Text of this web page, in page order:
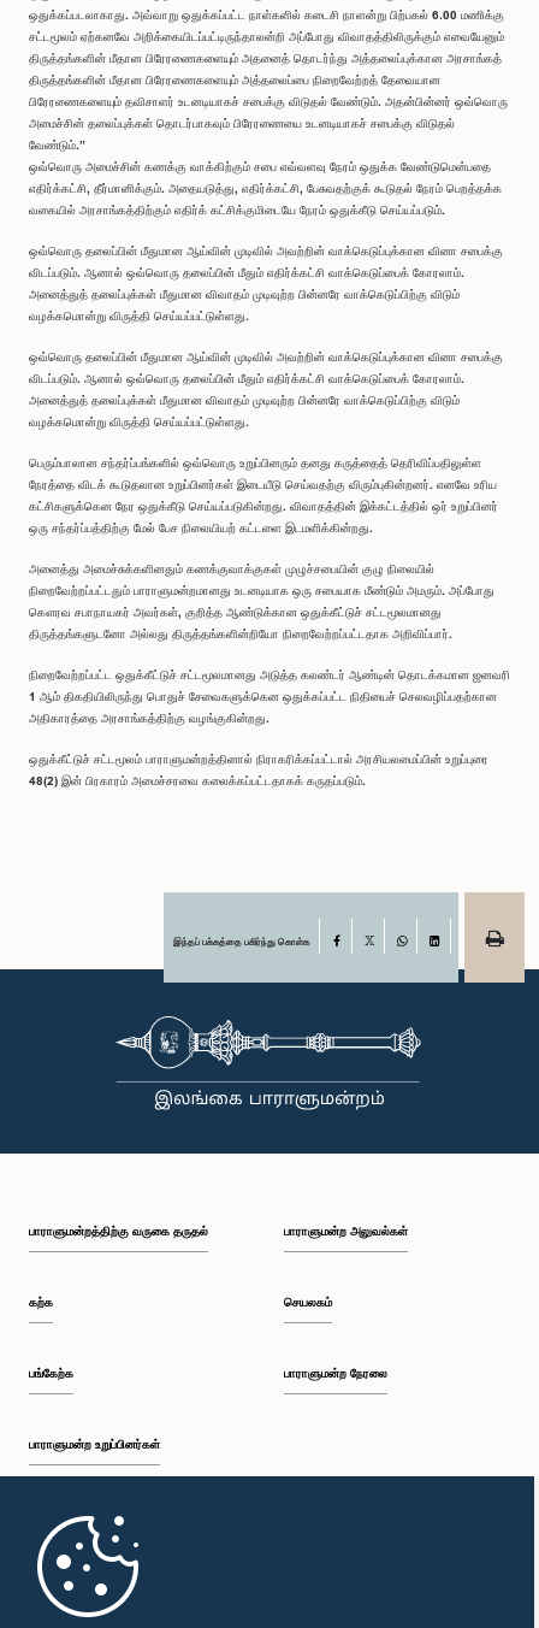
ஒதுக்கப்படலாகாது. அவ்வாறு ஒதுக்கப்பட்ட நாள்களில் கடைசி நாளன்று பிற்பகல் 6.00 மணிக்கு
சட்டமூலம் ஏற்கனவே அறிக்கையிடப்பட்டிருந்தாலன்றி அப்போது விவாதத்திலிருக்கும் எவையேனும்
திருத்தங்களின் மீதான பிரேரணைகளையும் அதனைத் தொடர்ந்து அத்தலைப்புக்கான அரசாங்கத்
திருத்தங்களின் மீதான பிரேரணைகளையும் அத்தலைப்பை நிறைவேற்றத் தேவையான
பிரேரணைகளையும் தவிசாளர் உடனடியாகச் சபைக்கு விடுதல் வேண்டும். அதன்பின்னர் ஒவ்வொரு
அமைச்சின் தலைப்புக்கள் தொடர்பாகவும் பிரேரணையை உடனடியாகச் சபைக்கு விடுதல்
வேண்டும்.”
ஒவ்வொரு அமைச்சின் கணக்கு வாக்கிற்கும் சபை எவ்வளவு நேரம் ஒதுக்க வேண்டுமென்பதை
எதிர்க்கட்சி, தீர்மானிக்கும். அதையடுத்து, எதிர்க்கட்சி, பேசுவதற்குக் கூடுதல் நேரம் பெறத்தக்க
வகையில் அரசாங்கத்திற்கும் எதிர்க் கட்சிக்குமிடையே நேரம் ஒதுக்கீடு செய்யப்படும்.
ஒவ்வொரு தலைப்பின் மீதுமான ஆய்வின் முடிவில் அவற்றின் வாக்கெடுப்புக்கான வினா சபைக்கு
விடப்படும். ஆனால் ஒவ்வொரு தலைப்பின் மீதும் எதிர்க்கட்சி வாக்கெடுப்பைக் கோரலாம்.
அனைத்துத் தலைப்புக்கள் மீதுமான விவாதம் முடிவுற்ற பின்னரே வாக்கெடுப்பிற்கு விடும்
வழக்கமொன்று விருத்தி செய்யப்பட்டுள்ளது.
ஒவ்வொரு தலைப்பின் மீதுமான ஆய்வின் முடிவில் அவற்றின் வாக்கெடுப்புக்கான வினா சபைக்கு
விடப்படும். ஆனால் ஒவ்வொரு தலைப்பின் மீதும் எதிர்க்கட்சி வாக்கெடுப்பைக் கோரலாம்.
அனைத்துத் தலைப்புக்கள் மீதுமான விவாதம் முடிவுற்ற பின்னரே வாக்கெடுப்பிற்கு விடும்
வழக்கமொன்று விருத்தி செய்யப்பட்டுள்ளது.
பெரும்பாலான சந்தர்ப்பங்களில் ஒவ்வொரு உறுப்பினரும் தனது கருத்தைத் தெரிவிப்பதிலுள்ள
நேரத்தை விடக் கூடுதலான உறுப்பினர்கள் இடையீடு செய்வதற்கு விரும்புகின்றனர். எனவே உரிய
கட்சிகளுக்கென நேர ஒதுக்கீடு செய்யப்படுகின்றது. விவாதத்தின் இக்கட்டத்தில் ஒர் உறுப்பினர்
ஒரு சந்தர்ப்பத்திற்கு மேல் பேச நிலையியற் கட்டளை இடமளிக்கின்றது.
அனைத்து அமைச்சுக்களினதும் கணக்குவாக்குகள் முழுச்சபையின் குழு நிலையில்
நிறைவேற்றப்பட்டதும் பாராளுமன்றமானது உடனடியாக ஒரு சபையாக மீண்டும் அமரும். அப்போது
கௌரவ சபாநாயகர் அவர்கள், குறித்த ஆண்டுக்கான ஒதுக்கீட்டுச் சட்டமூலமானது
திருத்தங்களுடனோ அல்லது திருத்தங்களின்றியோ நிறைவேற்றப்பட்டதாக அறிவிப்பார்.
நிறைவேற்றப்பட்ட ஒதுக்கீட்டுச் சட்டமூலமானது அடுத்த கலண்டர் ஆண்டின் தொடக்கமான ஜனவரி
1 ஆம் திகதியிலிருந்து பொதுச் சேவைகளுக்கென ஒதுக்கப்பட்ட நிதியைச் செலவழிப்பதற்கான
அதிகாரத்தை அரசாங்கத்திற்கு வழங்குகின்றது.
ஒதுக்கீட்டுச் சட்டமூலம் பாராளுமன்றத்தினால் நிராகரிக்கப்பட்டால் அரசியலமைப்பின் உறுப்புரை
48(2) இன் பிரகாரம் அமைச்சரவை கலைக்கப்பட்டதாகக் கருதப்படும்.
இந்தப் பக்கத்தை பகிர்ந்து கொள்க Facebook
பாராளுமன்றத்திற்கு வருகை தருதல்
கற்க
பங்கேற்க
பாராளுமன்ற உறுப்பினர்கள்
முதற்பக்கம்
பாராளுமன்ற அலுவல்கள்
செயலகம்
பாராளுமன்ற நேரலை
பாராளுமன்ற கையடக்க செயலி